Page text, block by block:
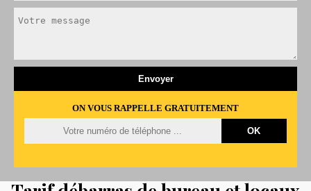
ON VOUS RAPPELLE GRATUITEMENT